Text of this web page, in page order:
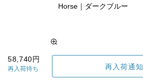
Horse｜ダークブルー
58,740円
再入荷待ち 再入荷通知